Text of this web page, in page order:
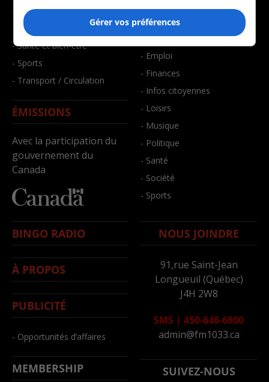
- Environnement
- Faits divers
- Santé et bien-être
- Sports
- Transport / Circulation
ÉMISSIONS
Avec la participation du
gouvernement du
Canada
- Art de vivre
- Bien-être
- Emploi
- Finances
- Infos citoyennes
- Loisirs
- Musique
- Politique
- Santé
- Société
- Sports
BINGO RADIO
À PROPOS
PUBLICITÉ
- Opportunités d’affaires
MEMBERSHIP
NOUS JOINDRE
91,rue Saint-Jean
Longueuil (Québec)
J4H 2W8
SMS | 450-646-6800
admin@fm1033.ca
SUIVEZ-NOUS
Gérer vos préférences